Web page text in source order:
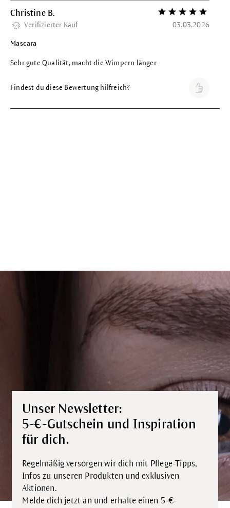
Christine B. Bewertung mit 5
Verifizierter Kauf 03.03.2026
Mascara
Sehr gute Qualität, macht die Wimpern länger
Findest du diese Bewertung hilfreich?
Unser Newsletter:
5-€-Gutschein und Inspiration
für dich.
Regelmäßig versorgen wir dich mit Pflege-Tipps,
Infos zu unseren Produkten und exklusiven
Aktionen.
Melde dich jetzt an und erhalte einen 5-€-